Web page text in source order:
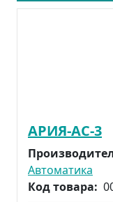
АРИЯ-АС-3
Автоматика
Код товара: